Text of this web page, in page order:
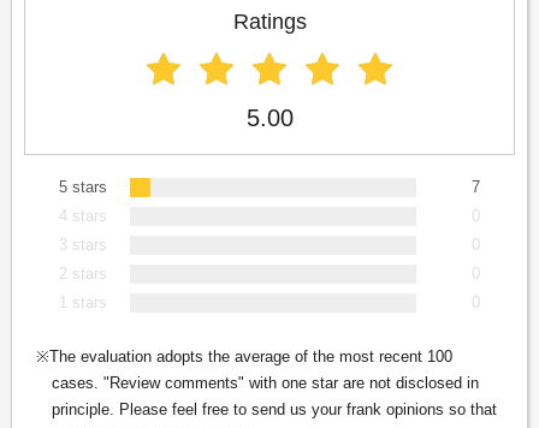
Ratings
5.00
5 stars
7
4 stars
0
3 stars
0
2 stars
0
1 stars
0
The evaluation adopts the average of the most recent 100
cases. "Review comments" with one star are not disclosed in
principle. Please feel free to send us your frank opinions so that